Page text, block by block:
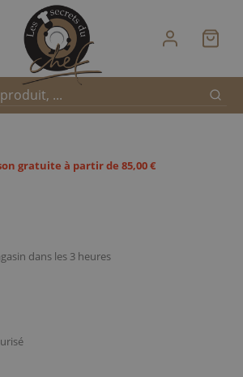
gratuite à partir de 85,00 €
dans les 3 heures